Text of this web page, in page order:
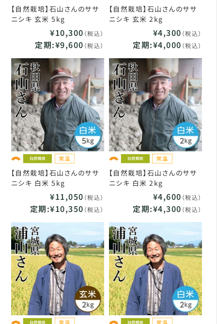
【自然栽培】石山さんのササ
ニシキ 玄米 5kg
¥10,300 （税込）
定期:¥9,600 （税込）
【自然栽培】石山さんのササ
ニシキ 玄米 2kg
¥4,300 （税込）
定期:¥4,000 （税込）
【自然栽培】石山さんのササ
ニシキ 白米 5kg
¥11,050 （税込）
定期:¥10,350 （税込）
【自然栽培】石山さんのササ
ニシキ 白米 2kg
¥4,600 （税込）
定期:¥4,300 （税込）